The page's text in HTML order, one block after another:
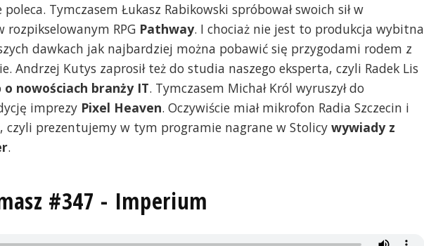
Tymczasem Łukasz Rabikowski spróbował swoich sił w
RPG Pathway. I chociaż nie jest to produkcja wybitna
dawkach jak najbardziej można pobawić się przygodami rodem z
Andrzej Kutys zaprosił też do studia naszego eksperta, czyli Radek Lis
o nowościach branży IT. Tymczasem Michał Król wyruszył do
imprezy Pixel Heaven. Oczywiście miał mikrofon Radia Szczecin i
czyli prezentujemy w tym programie nagrane w Stolicy wywiady z
.
#347 - Imperium